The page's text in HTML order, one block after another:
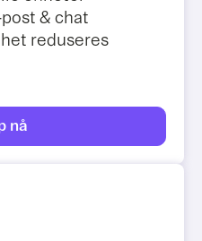
& chat
reduseres
nå